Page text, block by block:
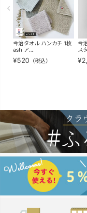
今治タオル ハンカチ 1枚
ash ア...
¥520 （税込）
今
ス
¥